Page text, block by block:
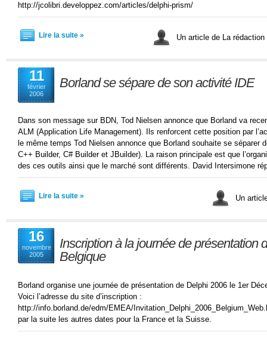
http://jcolibri.developpez.com/articles/delphi-prism/
Lire la suite » Un article de La
11
février
2006
Borland se sépare de son activité IDE
Dans son message sur BDN, Tod Nielsen annonce que Borland va
ALM (Application Life Management). Ils renforcent cette position par
le même temps Tod Nielsen annonce que Borland souhaite se séparer
C++ Builder, C# Builder et JBuilder). La raison principale est que
des ces outils ainsi que le marché sont différents. David Intersimone
Lire la suite » Un
16
novembre
2005
Inscription à la journée de présentation
Belgique
Borland organise une journée de présentation de Delphi 2006 le 1er
Voici l’adresse du site d’inscription :
http://info.borland.de/edm/EMEA/
par la suite les autres dates pour la France et la Suisse.